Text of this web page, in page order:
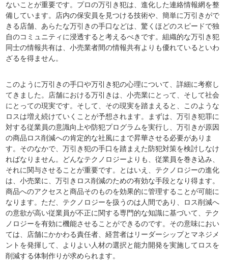
ないことが重要です。プロの万引き犯は、進化した連絡情報網を整
備しています。店内の保安員を見つける技術や、簡単に万引きがで
きる店舗、あらたな万引きの手口などは、驚くほどのスピードで独
自のコミュニティに浸透すると考えるべきです。組織的な万引き犯
同士の情報共有は、小売業者間の情報共有よりも優れているといわ
ざるを得ません。
このように万引きの手口や万引き犯の心理について、詳細に考察し
てきました。店舗における万引きは、小売業にとって、そして社会
にとっての現実です。そして、その現実を踏まえると、このような
ロスは増え続けていくことが予想されます。まずは、万引き犯罪に
対する従業員の意識向上や防犯プログラムを実行し、万引きが原因
の商品ロス削減への肯定的な社風にまで昇華させる必要がありま
す。そのなかで、万引き犯の手口を踏まえた防犯対策を検討しなけ
ればなりません。どんなテクノロジーよりも、従業員を巻き込み、
それに関与させることが重要です。とはいえ、テクノロジーの進化
は、小売業に、万引きロス削減のための有効な手段となり得ます。
商品へのアクセスと商品そのものを効果的に管理することが可能に
なります。ただ、テクノロジーを扱うのは人間であり、ロス削減へ
の意欲が高い従業員が不正に関する専門的な知識に基づいて、テク
ノロジーを有効に機能させることができるのです。その意味におい
ては、店舗にかかわる責任者、経営者はリーダーシップとマネジメ
ントを発揮して、よりよい人材の選択と能力開発を実施してロスを
削減する体制作りが求められます。